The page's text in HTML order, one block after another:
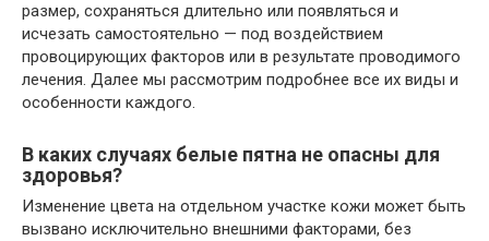
размер, сохраняться длительно или появляться и
исчезать самостоятельно — под воздействием
провоцирующих факторов или в результате проводимого
лечения. Далее мы рассмотрим подробнее все их виды и
особенности каждого.
В каких случаях белые пятна не опасны для
здоровья?
Изменение цвета на отдельном участке кожи может быть
вызвано исключительно внешними факторами, без